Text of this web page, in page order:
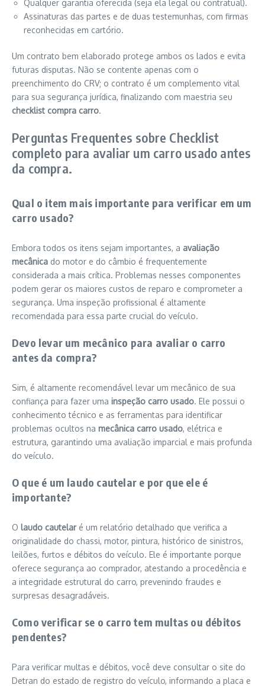
Qualquer garantia oferecida (seja ela legal ou contratual).
Assinaturas das partes e de duas testemunhas, com firmas
reconhecidas em cartório.
Um contrato bem elaborado protege ambos os lados e evita
futuras disputas. Não se contente apenas com o
preenchimento do CRV; o contrato é um complemento vital
para sua segurança jurídica, finalizando com maestria seu
checklist compra carro.
Perguntas Frequentes sobre Checklist
completo para avaliar um carro usado antes
da compra.
Qual o item mais importante para verificar em um
carro usado?
Embora todos os itens sejam importantes, a avaliação
mecânica do motor e do câmbio é frequentemente
considerada a mais crítica. Problemas nesses componentes
podem gerar os maiores custos de reparo e comprometer a
segurança. Uma inspeção profissional é altamente
recomendada para essa parte crucial do veículo.
Devo levar um mecânico para avaliar o carro
antes da compra?
Sim, é altamente recomendável levar um mecânico de sua
confiança para fazer uma inspeção carro usado. Ele possui o
conhecimento técnico e as ferramentas para identificar
problemas ocultos na mecânica carro usado, elétrica e
estrutura, garantindo uma avaliação imparcial e mais profunda
do veículo.
O que é um laudo cautelar e por que ele é
importante?
O laudo cautelaré um relatório detalhado que verifica a
originalidade do chassi, motor, pintura, histórico de sinistros,
leilões, furtos e débitos do veículo. Ele é importante porque
oferece segurança ao comprador, atestando a procedência e
a integridade estrutural do carro, prevenindo fraudes e
surpresas desagradáveis.
Como verificar se o carro tem multas ou débitos
pendentes?
Para verificar multas e débitos, você deve consultar o site do
Detran do estado de registro do veículo, informando a placa e